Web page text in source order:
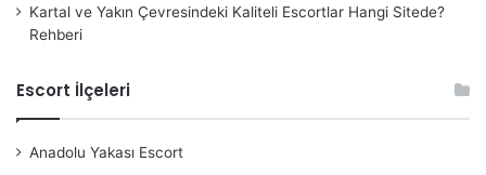
Kartal ve Yakın Çevresindeki Kaliteli Escortlar Hangi Sitede?
Rehberi
Escort İlçeleri
Anadolu Yakası Escort